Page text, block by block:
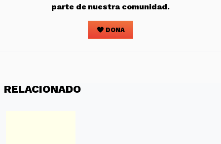
parte de nuestra comunidad.
DONA
RELACIONADO